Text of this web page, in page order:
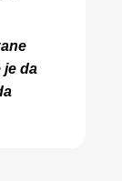
je da